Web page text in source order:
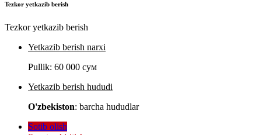
Tezkor yetkazib berish
Tezkor yetkazib berish
Yetkazib berish narxi
Pullik: 60 000 сум
Yetkazib berish hududi
O'zbekiston: barcha hududlar
Sotib olish